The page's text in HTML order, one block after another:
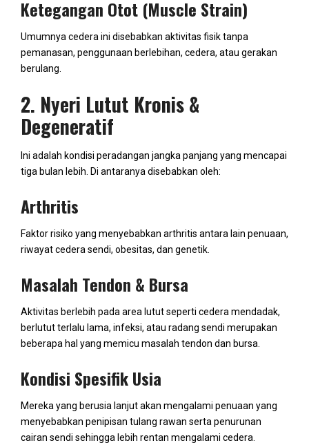
Ketegangan Otot (Muscle Strain)
Umumnya cedera ini disebabkan aktivitas fisik tanpa
pemanasan, penggunaan berlebihan, cedera, atau gerakan
berulang.
2. Nyeri Lutut Kronis &
Degeneratif
Ini adalah kondisi peradangan jangka panjang yang mencapai
tiga bulan lebih. Di antaranya disebabkan oleh:
Arthritis
Faktor risiko yang menyebabkan arthritis antara lain penuaan,
riwayat cedera sendi, obesitas, dan genetik.
Masalah Tendon & Bursa
Aktivitas berlebih pada area lutut seperti cedera mendadak,
berlutut terlalu lama, infeksi, atau radang sendi merupakan
beberapa hal yang memicu masalah tendon dan bursa.
Kondisi Spesifik Usia
Mereka yang berusia lanjut akan mengalami penuaan yang
menyebabkan penipisan tulang rawan serta penurunan
cairan sendi sehingga lebih rentan mengalami cedera.